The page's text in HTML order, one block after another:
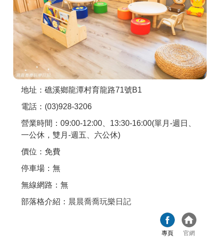
聯絡我們
APP下載
地址：礁溪鄉龍潭村育龍路71號B1
電話：(03)928-3206
營業時間：09:00-12:00、13:30-16:00(單月-週日、
一公休，雙月-週五、六公休)
價位：免費
停車場：無
無線網路：無
部落格介紹： 晨晨喬喬玩樂日記
專頁 官網